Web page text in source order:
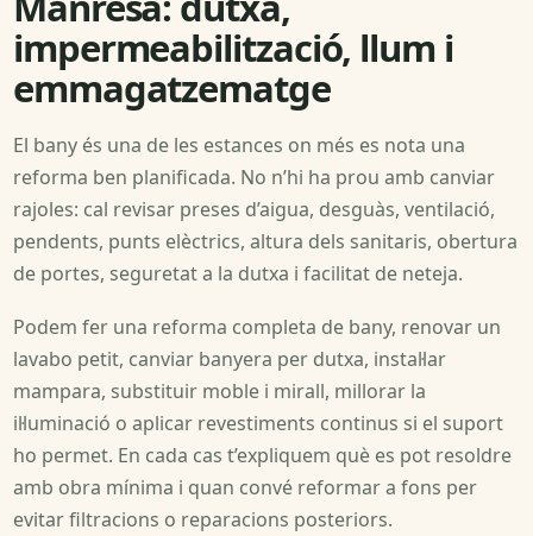
impermeabilització, llum i
emmagatzematge
El bany és una de les estances on més es nota una
reforma ben planificada. No n’hi ha prou amb canviar
rajoles: cal revisar preses d’aigua, desguàs, ventilació,
pendents, punts elèctrics, altura dels sanitaris, obertura
de portes, seguretat a la dutxa i facilitat de neteja.
Podem fer una reforma completa de bany, renovar un
lavabo petit, canviar banyera per dutxa, instal·lar
mampara, substituir moble i mirall, millorar la
il·luminació o aplicar revestiments continus si el suport
ho permet. En cada cas t’expliquem què es pot resoldre
amb obra mínima i quan convé reformar a fons per
evitar filtracions o reparacions posteriors.